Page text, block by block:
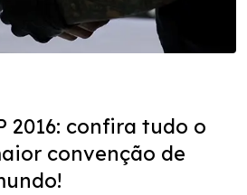
2016: confira tudo o
convenção de